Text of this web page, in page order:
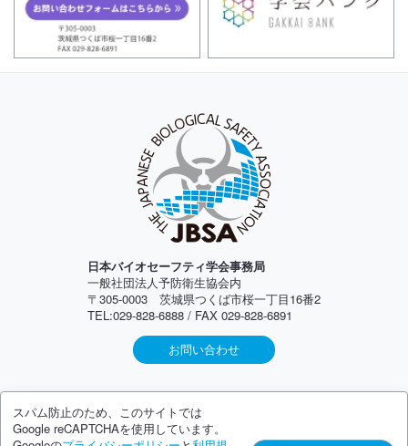
日本バイオセーフティ学会事務局
一般社団法人予防衛生協会内
〒305-0003 茨城県つくば市桜一丁目16番2
TEL:029-828-6888 / FAX 029-828-6891
お問い合わせ
スパム防止のため、このサイトでは
Google reCAPTCHAを使用しています。